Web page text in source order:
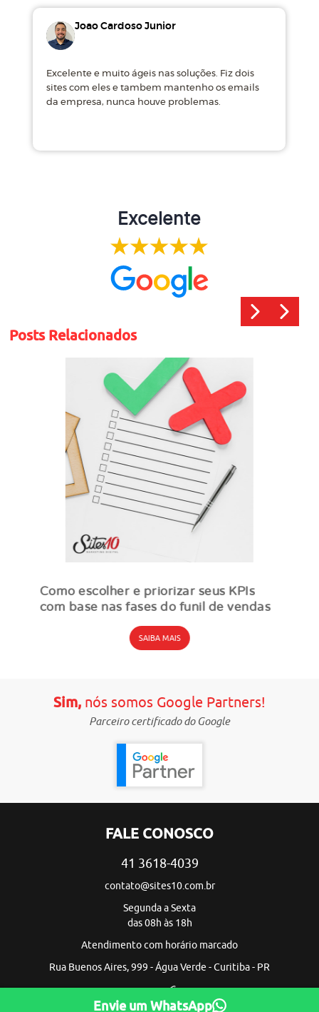
Joao Cardoso Junior
Excelente e muito ágeis nas soluções. Fiz dois
sites com eles e tambem mantenho os emails
da empresa, nunca houve problemas.
Excelente
Posts Relacionados
Como escolher e priorizar seus KPIs
com base nas fases do funil de vendas
SAIBA MAIS
Sim,nós somos Google Partners!
Parceiro certificado do Google
FALE CONOSCO
41 3618-4039
contato@sites10.com.br
Segunda a Sexta
das 08h às 18h
Atendimento com horário marcado
Rua Buenos Aires, 999 - Água Verde - Curitiba - PR
Envie um WhatsApp